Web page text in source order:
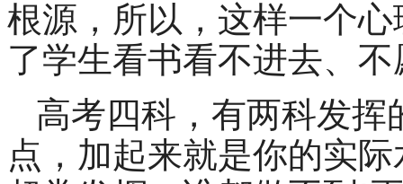
根源，所以，这样一个
了学生看书看不进去、
高考四科，有两科发挥
点，加起来就是你的实